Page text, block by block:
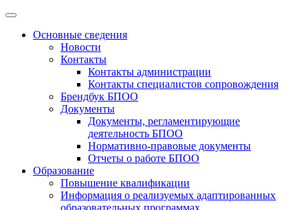
Основные сведения
Новости
Контакты
Контакты администрации
Контакты специалистов сопровождения
Брендбук БПОО
Документы
Документы, регламентирующие
деятельность БПОО
Нормативно-правовые документы
Отчеты о работе БПОО
Образование
Повышение квалификации
Информация о реализуемых адаптированных
образовательных программах